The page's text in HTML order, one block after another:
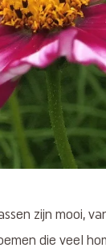
zijn mooi,
die veel